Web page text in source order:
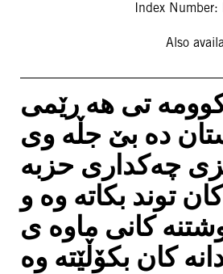
Index
Also
تی هە رێمی
دە بێ جڵە وی
چەکداری حزبە
توند بکاتە وە و
کانی ماوە ی
کان بکۆڵێتە وە